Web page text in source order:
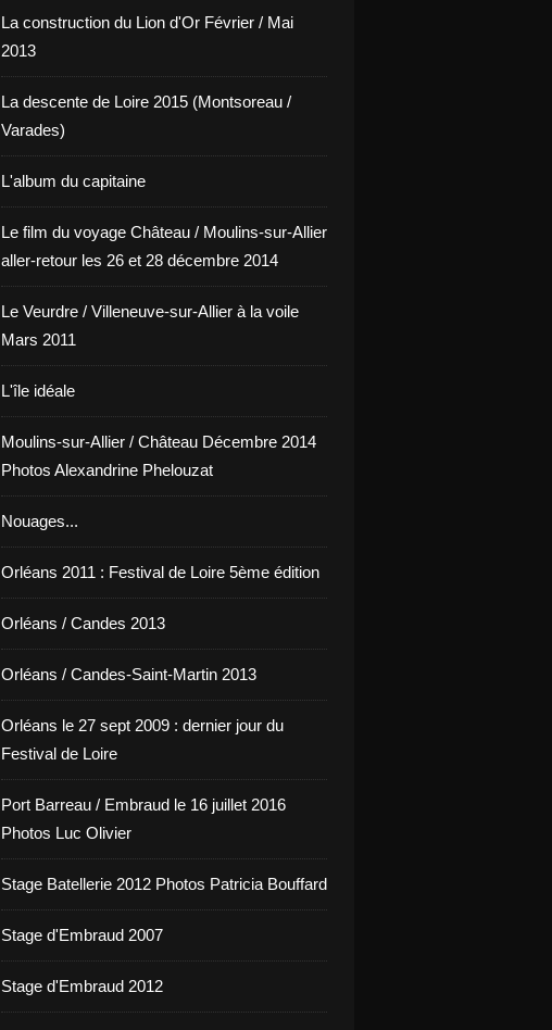
La construction du Lion d'Or Février / Mai
2013
La descente de Loire 2015 (Montsoreau /
Varades)
L'album du capitaine
Le film du voyage Château / Moulins-sur-Allier
aller-retour les 26 et 28 décembre 2014
Le Veurdre / Villeneuve-sur-Allier à la voile
Mars 2011
L'île idéale
Moulins-sur-Allier / Château Décembre 2014
Photos Alexandrine Phelouzat
Nouages...
Orléans 2011 : Festival de Loire 5ème édition
Orléans / Candes 2013
Orléans / Candes-Saint-Martin 2013
Orléans le 27 sept 2009 : dernier jour du
Festival de Loire
Port Barreau / Embraud le 16 juillet 2016
Photos Luc Olivier
Stage Batellerie 2012 Photos Patricia Bouffard
Stage d'Embraud 2007
Stage d'Embraud 2012